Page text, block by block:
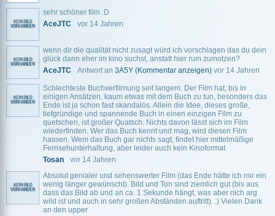
sehr schöner film :D
AceJTC
vor 14 Jahren
wenn dir die qualität nicht zusagt würd ich vorschlagen das du dein
glück dann eher im kino suchst, anstatt hier rum zumotzen?
AceJTC
Antwort an 3A5Y (Kommentar anzeigen) vor 14 Jahren
Schlechteste Buchverfilmung seit langem. Der Film hat, bis in
einigen Ansätzen, kaum etwas mit dem Buch zu tun, besonders das
Ende ist ja schon fast skandalös. Allein die Idee, dieses große,
tiefgründige und spannende Buch in einen einzigen Film zu
quetschen, ist großer Quatsch. Nichts davon lässt sich im Film
wiederfinden. Wer das Buch kennt und mag, wird diesen Film
hassen. Wem das Buch gar nichts sagt, findet hier mittelmäßige
Fernsehunterhaltung, aber leider auch kein Kinoformat.
Tosan
vor 14 Jahren
Absolut genialer und sehenswerter Film (das Ende hätte ich mir ein
wenig länger gewünscht). Bild und Ton sind ziemlich gut (bis aus
dass das Bild ab und an ca. 1 Sekunde hängt, was aber nich arg
wild ist und auch in sehr großen Abständen auftritt). :) Vielen Dank
an den upper